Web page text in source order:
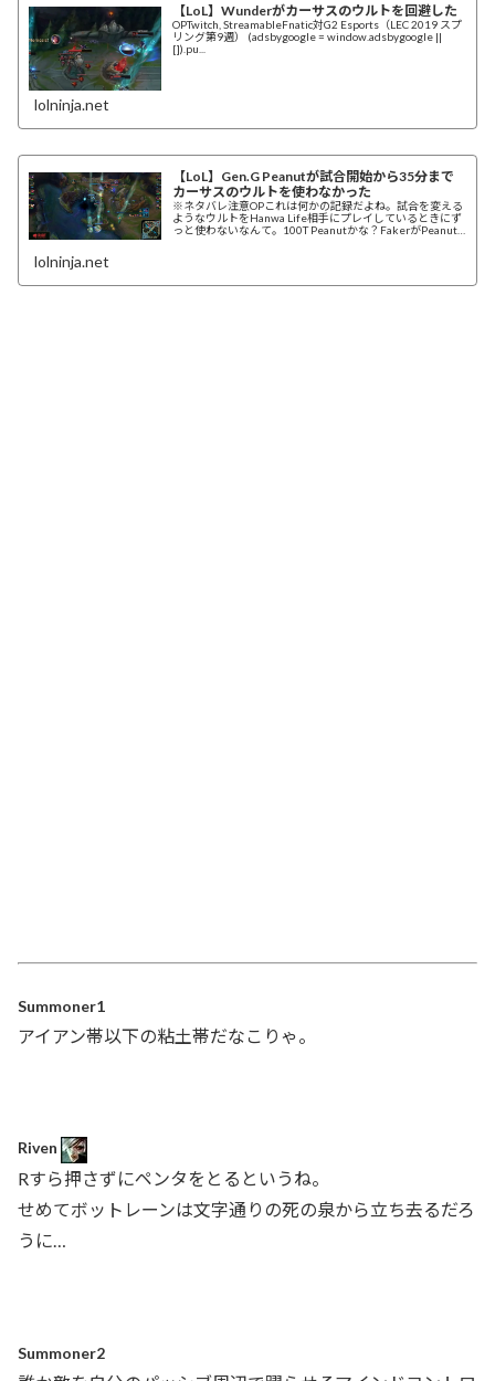
【LoL】Wunderがカーサスのウルトを回避した
OPTwitch, StreamableFnatic対G2 Esports（LEC 2019 スプ
リング第9週） (adsbygoogle = window.adsbygoogle ||
[]).pu...
lolninja.net
【LoL】Gen.G Peanutが試合開始から35分まで
カーサスのウルトを使わなかった
※ネタバレ注意OPこれは何かの記録だよね。試合を変える
ようなウルトをHanwa Life相手にプレイしているときにず
っと使わないなんて。100T Peanutかな？FakerがPeanut
lolninja.net
Summoner1
アイアン帯以下の粘土帯だなこりゃ。
Riven
Rすら押さずにペンタをとるというね。
せめてボットレーンは文字通りの死の泉から立ち去るだろ
うに…
Summoner2